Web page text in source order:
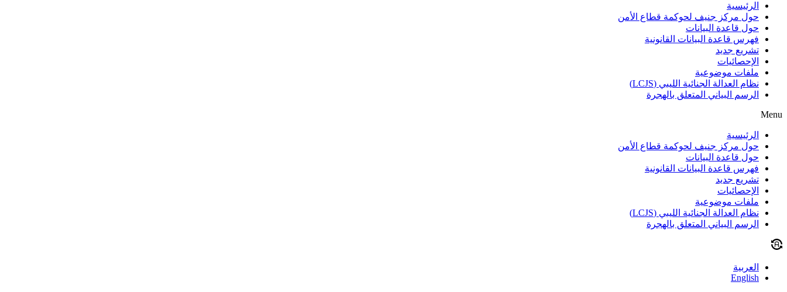
الرئيسية
حول مركز جنيف لحوكمة قطاع الأمن
حول قاعدة البيانات
فهرس قاعدة البيانات القانونية
تشريع جديد
الإحصائيات
ملفات موضوعية
نظام العدالة الجنائية الليبي (LCJS)
الرسم البياني المتعلق بالهجرة
Menu
الرئيسية
حول مركز جنيف لحوكمة قطاع الأمن
حول قاعدة البيانات
فهرس قاعدة البيانات القانونية
تشريع جديد
الإحصائيات
ملفات موضوعية
نظام العدالة الجنائية الليبي (LCJS)
الرسم البياني المتعلق بالهجرة
العربية
English